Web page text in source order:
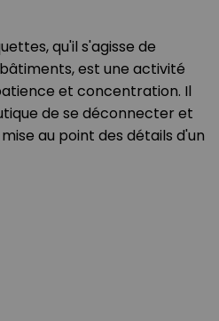
qu'il s'agisse de
est une activité
et concentration. Il
de se déconnecter et
au point des détails d'un